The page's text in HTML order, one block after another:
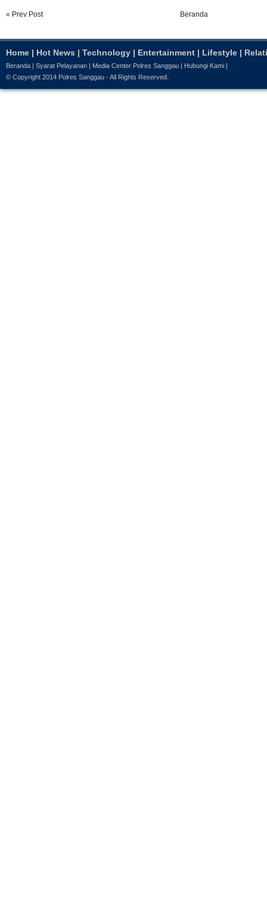
« Prev Post Beranda
Home | Hot News | Technology | Entertainment | Lifestyle |
Beranda | Syarat Pelayanan | Media Center Polres Sanggau | Hubungi Kami |
© Copyright 2014 Polres Sanggau - All Rights Reserved.